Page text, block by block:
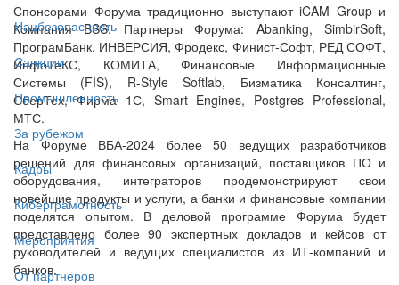
Нацбезопасность
Санкции
Промышленность
За рубежом
Кадры
Киберграмотность
Мероприятия
От партнёров
Спонсорами Форума традиционно выступают iCAM Group и
Компания BSS. Партнеры Форума: Abanking, SimbirSoft,
ПрограмБанк, ИНВЕРСИЯ, Фродекс, Финист-Софт, РЕД СОФТ,
ИнфоТеКС, КОМИТА, Финансовые Информационные
Системы (FIS), R-Style Softlab, Бизматика Консалтинг,
СберТех, Фирма 1С, Smart Engines, Postgres Professional,
МТС.
На Форуме ВБА-2024 более 50 ведущих разработчиков
решений для финансовых организаций, поставщиков ПО и
оборудования, интеграторов продемонстрируют свои
новейшие продукты и услуги, а банки и финансовые компании
поделятся опытом. В деловой программе Форума будет
представлено более 90 экспертных докладов и кейсов от
руководителей и ведущих специалистов из ИТ-компаний и
банков.